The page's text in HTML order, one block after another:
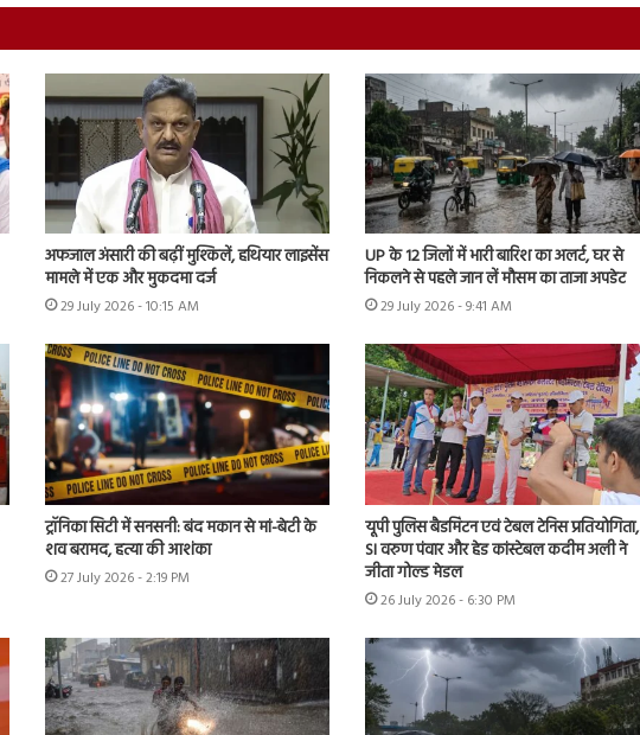
अफजाल अंसारी की बढ़ीं मुश्किलें, हथियार लाइसेंस
मामले में एक और मुकदमा दर्ज
29 July 2026 - 10:15 AM
UP के 12 जिलों में भारी बारिश का अलर्ट, घर से
निकलने से पहले जान लें मौसम का ताजा अपडेट
29 July 2026 - 9:41 AM
ट्रॉनिका सिटी में सनसनी: बंद मकान से मां-बेटी के
शव बरामद, हत्या की आशंका
27 July 2026 - 2:19 PM
यूपी पुलिस बैडमिंटन एवं टेबल टेनिस प्रतियोगिता,
SI वरुण पंवार और हेड कांस्टेबल कदीम अली ने
जीता गोल्ड मेडल
26 July 2026 - 6:30 PM